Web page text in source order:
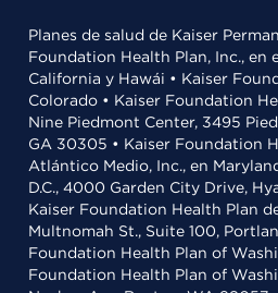
Planes de salud de Kaiser
Foundation Health Plan, Inc., en
California y Hawái • Kaiser
Colorado • Kaiser Foundation
Nine Piedmont Center, 3495
GA 30305 • Kaiser Foundation
Atlántico Medio, Inc., en
D.C., 4000 Garden City Drive,
Kaiser Foundation Health Plan
Multnomah St., Suite 100,
Foundation Health Plan of
Foundation Health Plan of